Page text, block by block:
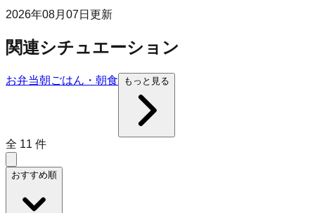
2026年08月07日 更新
関連シチュエーション
お弁当朝ごはん・朝食 もっと見る
全 11 件
おすすめ順